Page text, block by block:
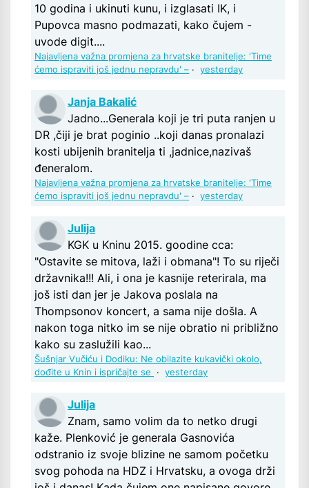
10 godina i ukinuti kunu, i izglasati IK, i
Pupovca masno podmazati, kako čujem -
uvode digit....
Najavljena važna promjena za hrvatske branitelje: 'Time
ćemo ispraviti još jednu nepravdu' – · yesterday
Janja Bakalić
Jadno...Generala koji je tri puta ranjen u
DR ,čiji je brat poginio ..koji danas pronalazi
kosti ubijenih branitelja ti ,jadnice,nazivaš
đeneralom.
Najavljena važna promjena za hrvatske branitelje: 'Time
ćemo ispraviti još jednu nepravdu' – · yesterday
Julija
KGK u Kninu 2015. goodine cca:
"Ostavite se mitova, laži i obmana"! To su riječi
državnika!!! Ali, i ona je kasnije reterirala, ma
još isti dan jer je Jakova poslala na
Thompsonov koncert, a sama nije došla. A
nakon toga nitko im se nije obratio ni približno
kako su zaslužili kao...
Šušnjar Vučiću i Dodiku: Ne obilazite kukavički okolo,
dođite u Knin i ispričajte se
· yesterday
Julija
Znam, samo volim da to netko drugi
kaže. Plenković je generala Gasnovića
odstranio iz svoje blizine ne samom početku
svog pohoda na HDZ i Hrvatsku, a ovoga drži